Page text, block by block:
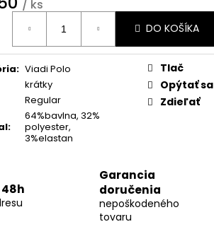
/ ks
DO KOŠÍKA
: Viadi Polo
krátky
Regular
:
64%bavlna, 32%
polyester,
3%elastan
Tlač
Opýtať sa
Zdieľať
Garancia
doručenia
nepoškodeného
tovaru